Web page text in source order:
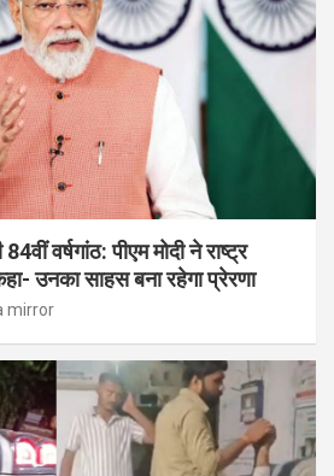
वर्षगांठ: पीएम मोदी ने राष्ट्र
उनका साहस बना रहेगा प्रेरणा
mirror